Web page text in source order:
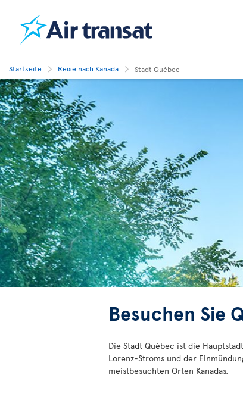
Startseite Reise nach Kanada Stadt Québec
Besuchen Sie
Die Stadt Québec ist die
Lorenz-Stroms und der
meistbesuchten Orten Kanadas.